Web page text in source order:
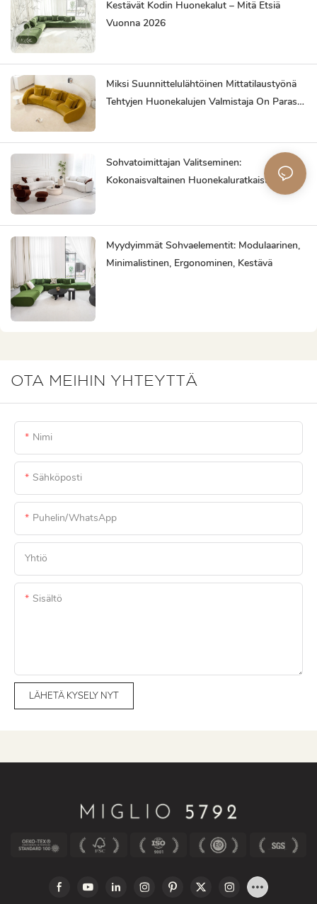
Kestävät Kodin Huonekalut – Mitä Etsiä
Vuonna 2026
Miksi Suunnittelulähtöinen Mittatilaustyönä
Tehtyjen Huonekalujen Valmistaja On Paras
Sohvatoimittajan Valitseminen:
Kokonaisvaltainen Huonekaluratkaisu
Myydyimmät Sohvaelementit: Modulaarinen,
Minimalistinen, Ergonominen, Kestävä
OTA MEIHIN YHTEYTTÄ
Nimi
Sähköposti
Puhelin/WhatsApp
Yhtiö
Sisältö
LÄHETÄ KYSELY NYT